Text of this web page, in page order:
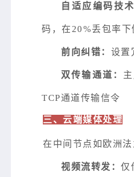
自适应编码技术
码，在20%丢包率
前向纠错： 设置
双传输通道：
TCP通道传输信令
三、云端媒体处理
在中间节点如欧洲
视频流转发：仅